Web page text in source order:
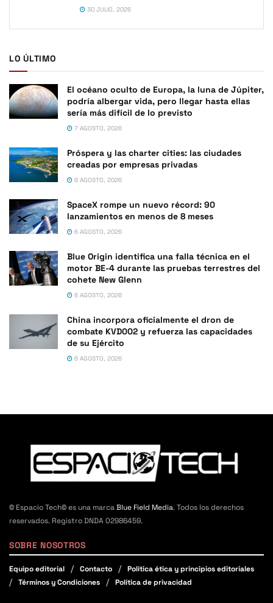
30 JULIO, 2026
LO ÚLTIMO
El océano oculto de Europa, la luna de Júpiter,
podría albergar vida, pero llegar hasta ellas
sería más difícil de lo previsto
7 AGOSTO, 2026
Próspera y las charter cities: las ciudades
creadas por empresas privadas
6 AGOSTO, 2026
SpaceX rompe un nuevo récord: 90
lanzamientos en menos de 8 meses
6 AGOSTO, 2026
Blue Origin identifica una falla técnica en el
motor BE-4 durante las pruebas terrestres del
cohete New Glenn
6 AGOSTO, 2026
China incorpora oficialmente el dron de
combate KVD002 y refuerza las capacidades
de su Ejército
6 AGOSTO, 2026
© Espacio Tech© es una marcaBlue Field Media. Todos los derechos
reservados. Registro DNDA 02986459.
SOBRE NOSOTROS
Equipo editorial Contacto
Política ética y principios editoriales
Términos y Condiciones
Política de privacidad